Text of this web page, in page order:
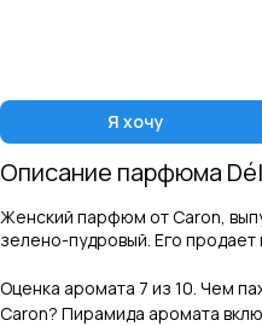
Я хочу
Описание парфюма
Женский парфюм от Caron,
зелено-пудровый. Его
Оценка аромата 7 из 10. Чем
Caron? Пирамида аромата